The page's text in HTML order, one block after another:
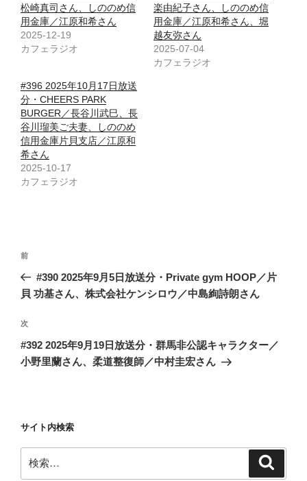
松崎真司さん、しののめ信
用金庫／江原和希さん
2025-12-19
カフェラジオ
楽由紀子さん、しののめ信
用金庫／江原和希さん、堀
越友弥さん
2025-07-04
カフェラジオ
#396 2025年10月17日放送
分・CHEERS PARK
BURGER／長谷川武巳、長
谷川瑠美ご夫妻、しののめ
信用金庫片貝支店／江原和
希さん
2025-10-17
カフェラジオ
投
ナ
ゲ
ー
シ
前
の
投
前
#390 2025年9月5日放送分・Private gym HOOP／片
貝 功基さん、株式会社ケンシロウ／中島絢詩朗さん
次
の
投
次
#392 2025年9月19日放送分・群馬非公認キャラクター／
小野里蘭さん、柔道整復師／中村圭宏さん
サイト内検索
索: